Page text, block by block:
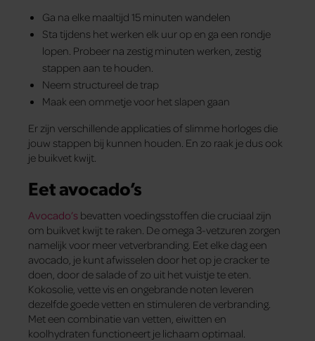
Ga na elke maaltijd 15 minuten wandelen
Sta tijdens het werken elk uur op en ga een rondje
lopen. Probeer na zestig minuten werken, zestig
stappen aan te houden.
Neem structureel de trap
Maak een ommetje voor het slapen gaan
Er zijn verschillende applicaties of slimme horloges die
jouw stappen bij kunnen houden. En zo raak je dus ook
je buikvet kwijt.
Eet avocado’s
Avocado’s bevatten voedingsstoffen die cruciaal zijn
om buikvet kwijt te raken. De omega 3-vetzuren zorgen
namelijk voor meer vetverbranding. Eet elke dag een
avocado, je kunt afwisselen door het op je cracker te
doen, door de salade of zo uit het vuistje te eten.
Kokosolie, vette vis en ongebrande noten leveren
dezelfde goede vetten en stimuleren de verbranding.
Met een combinatie van vetten, eiwitten en
koolhydraten functioneert je lichaam optimaal.